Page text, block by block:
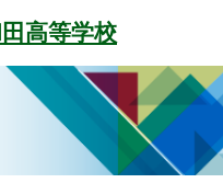
高等学校